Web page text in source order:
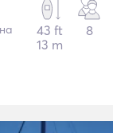
43 ft
13 m
8